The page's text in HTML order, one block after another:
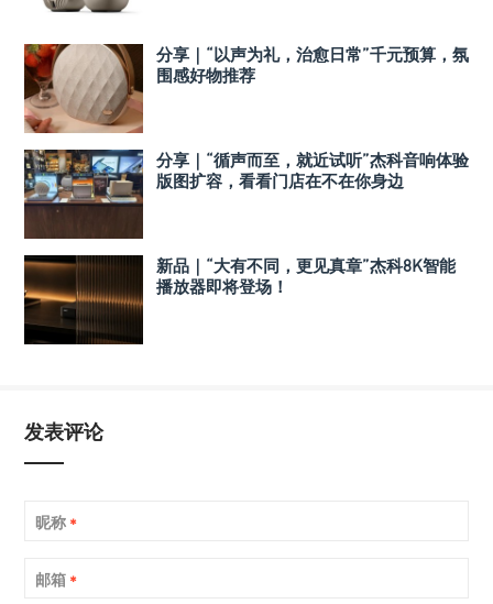
分享｜“以声为礼，治愈日常”千元预算，氛
围感好物推荐
分享｜“循声而至，就近试听”杰科音响体验
版图扩容，看看门店在不在你身边
新品｜“大有不同，更见真章”杰科8K智能
播放器即将登场！
发表评论
昵称 *
邮箱 *